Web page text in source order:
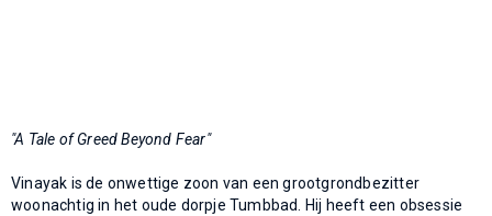
"A Tale of Greed Beyond Fear"
Vinayak is de onwettige zoon van een grootgrondbezitter
woonachtig in het oude dorpje Tumbbad. Hij heeft een obsessie